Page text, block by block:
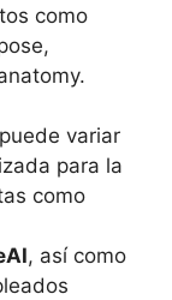
como
variar
para la
como
, así como